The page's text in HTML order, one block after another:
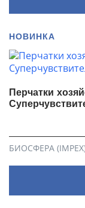
НОВИНКА
Перчатки
БИОСФЕРА